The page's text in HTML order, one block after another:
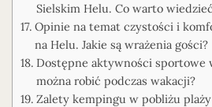
Sielskim Helu. Co warto
Opinie na temat czystości i
na Helu. Jakie są wrażenia gości?
Dostępne aktywności sportowe
można robić podczas wakacji?
Zalety kempingu w pobliżu